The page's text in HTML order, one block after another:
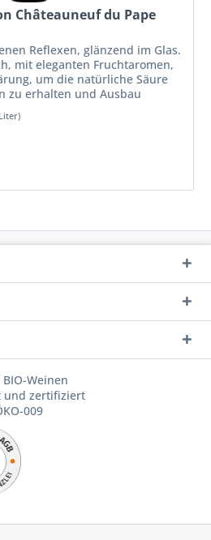
Châteauneuf du Pape
Reflexen, glänzend im Glas.
mit eleganten Fruchtaromen,
um die natürliche Säure
zu erhalten und Ausbau
Weinen
und zertifiziert
009